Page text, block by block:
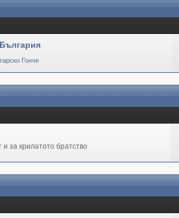
Гонче
за крилатото братство